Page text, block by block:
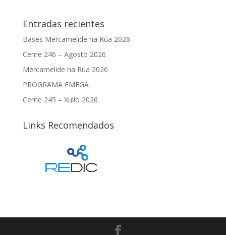
Entradas recientes
Bases Mercamelide na Rúa 2026
Cerne 246 – Agosto 2026
Mercamelide na Rúa 2026
PROGRAMA EMEGA
Cerne 245 – Xullo 2026
Links Recomendados